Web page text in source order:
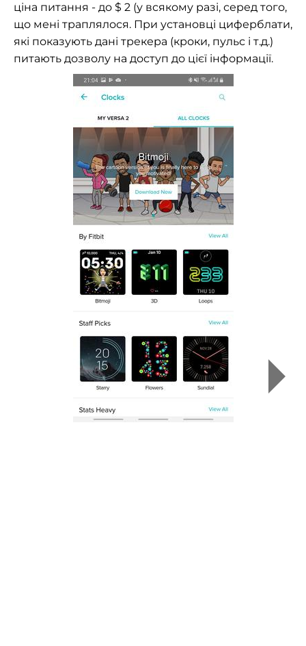
ціна питання - до $ 2 (у всякому разі, серед того,
що мені траплялося. При установці циферблати,
які показують дані трекера (кроки, пульс і т.д.)
питають дозволу на доступ до цієї інформації.